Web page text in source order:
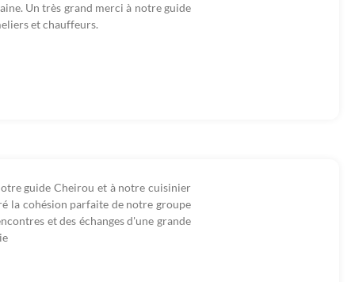
Un très grand merci à notre guide
et chauffeurs.
guide Cheirou et à notre cuisinier
la cohésion parfaite de notre groupe
et des échanges d'une grande